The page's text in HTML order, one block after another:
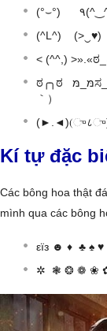
(^L^) (>‿♥)
< (^^,)
ಠ╭╮ಠ מּ_מּಸ_ಸಠ,ಥ໖_໖ Ծ_Ծಠ_ಠ ●_● (╥﹏╥)（ ´_⊃
｀）
(►.◄)(ு८ு)
Kí tự đặc
Các bông hoa thật
mình qua các bông
εїз ☻ ♦ ♣
✲ ❃ ❂ ❁ ❀